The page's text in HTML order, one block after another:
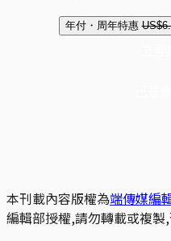
年付・周年特惠
本刊載內容版權為端傳媒編
編輯部授權,請勿轉載或複製